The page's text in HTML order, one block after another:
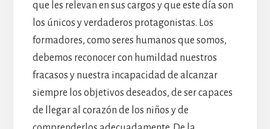
que les relevan en sus cargos y que este día son
los únicos y verdaderos protagonistas. Los
formadores, como seres humanos que somos,
debemos reconocer con humildad nuestros
fracasos y nuestra incapacidad de alcanzar
siempre los objetivos deseados, de ser capaces
de llegar al corazón de los niños y de